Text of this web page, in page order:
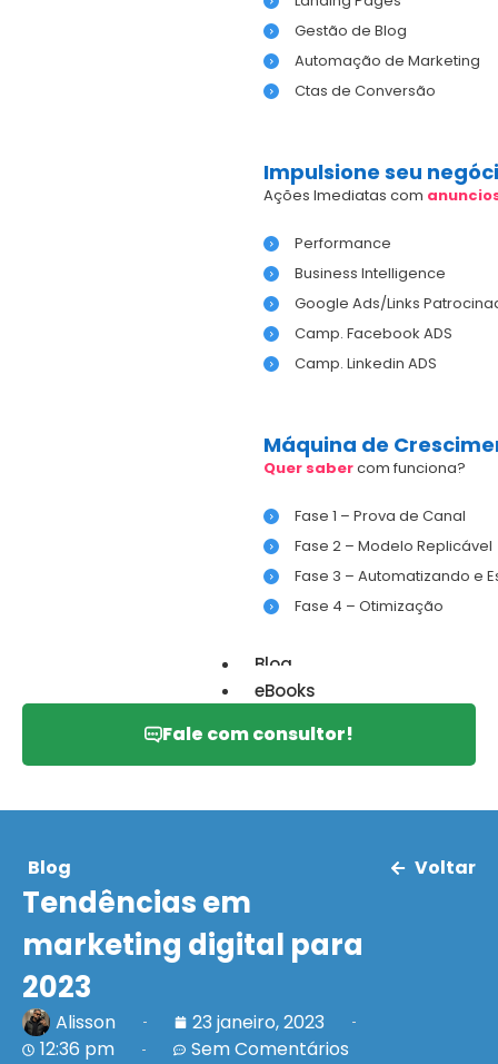
Gestão de Blog
Automação de Marketing
Ctas de Conversão
Impulsione seu
Ações Imediatas com
Performance
Business Intelligence
Google Ads/Links
Camp. Facebook ADS
Camp. Linkedin ADS
Máquina de
Quer sabercom funciona?
Fase 1 – Prova de Canal
Fase 2 – Modelo Replicável
Fase 3 – Automatizando e
Fase 4 – Otimização
Blog
eBooks
Fale com consultor!
Blog Voltar
Tendências em
marketing digital para
2023
Alisson
23 janeiro, 2023
12:36 pm
Sem Comentários